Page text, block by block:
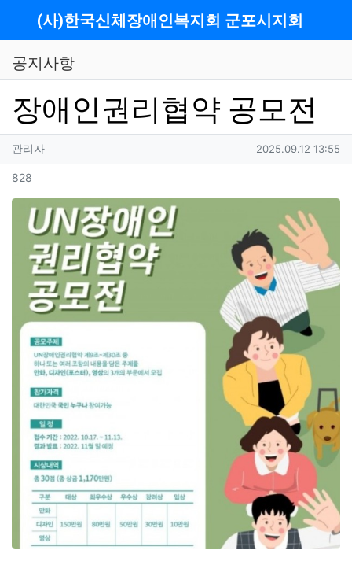
메뉴(사)한국신체장애인복지회 군포시지회
공지사항
장애인권리협약 공모전
작성자 정보
관리자작성 작성일
2025.09.12 13:55
컨텐츠 정보
828
본문